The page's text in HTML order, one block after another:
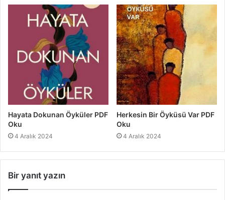
Hayata Dokunan Öyküler PDF
Oku
4 Aralık 2024
Herkesin Bir Öyküsü Var PDF
Oku
4 Aralık 2024
Bir yanıt yazın